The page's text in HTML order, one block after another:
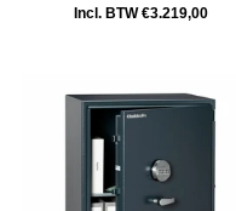
Incl. BTW €3.219,00